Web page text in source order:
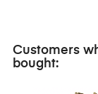
Customers
bought: